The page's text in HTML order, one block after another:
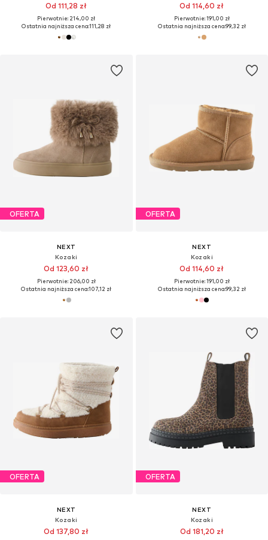
Od 111,28 zł
Pierwotnie: 214,00 zł
Ostatnia najniższa cena:111,28 zł
Od 114,60 zł
Pierwotnie: 191,00 zł
Ostatnia najniższa cena:99,32 zł
OFERTA
NEXT
Kozaki
Od 123,60 zł
Pierwotnie: 206,00 zł
Ostatnia najniższa cena:107,12 zł
OFERTA
NEXT
Kozaki
Od 114,60 zł
Pierwotnie: 191,00 zł
Ostatnia najniższa cena:99,32 zł
OFERTA
NEXT
Kozaki
Od 137,80 zł
OFERTA
NEXT
Kozaki
Od 181,20 zł